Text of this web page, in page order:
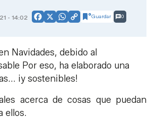
- 14:02 Facebook
X WhatsApp
CopyGuardar 0
Navidades, debido al
Por eso, ha elaborado una
¡y sostenibles!
acerca de cosas que puedan
ellos.